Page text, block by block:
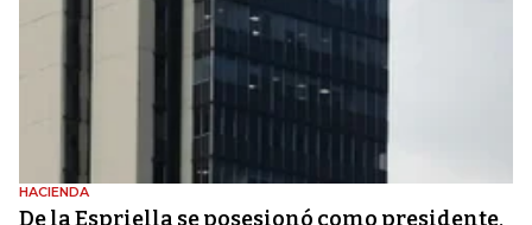
HACIENDA
De la Espriella se posesionó como presidente,